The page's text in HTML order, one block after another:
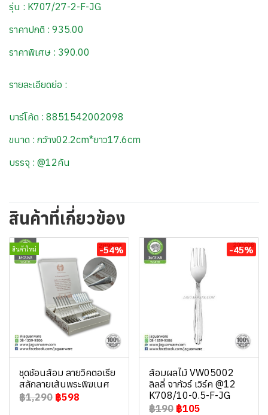
รุ่น : K707/27-2-F-JG
ราคาปกติ : 935.00
ราคาพิเศษ : 390.00
รายละเอียดย่อ :
บาร์โค้ด : 8851542002098
ขนาด : กว้าง02.2cm*ยาว17.6cm
บรรจุ : @12คัน
สินค้าที่เกี่ยวข้อง
สินค้าใหม่ -54%
ชุดช้อนส้อม ลายวิคตอเรีย
สลักลายเส้นพระพิฆเนศ
฿1,290 ฿598
-45%
ส้อมผลไม้ VW05002
ลิลลี่ จากัวร์ เวิร์ค @12
K708/10-0.5-F-JG
฿190 ฿105